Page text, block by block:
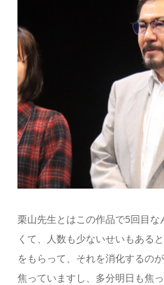
栗山先生とはこの作品で5回目
くて、人数も少ないせいもある
をもらって、それを消化するの
焦っていますし、多分明日も焦